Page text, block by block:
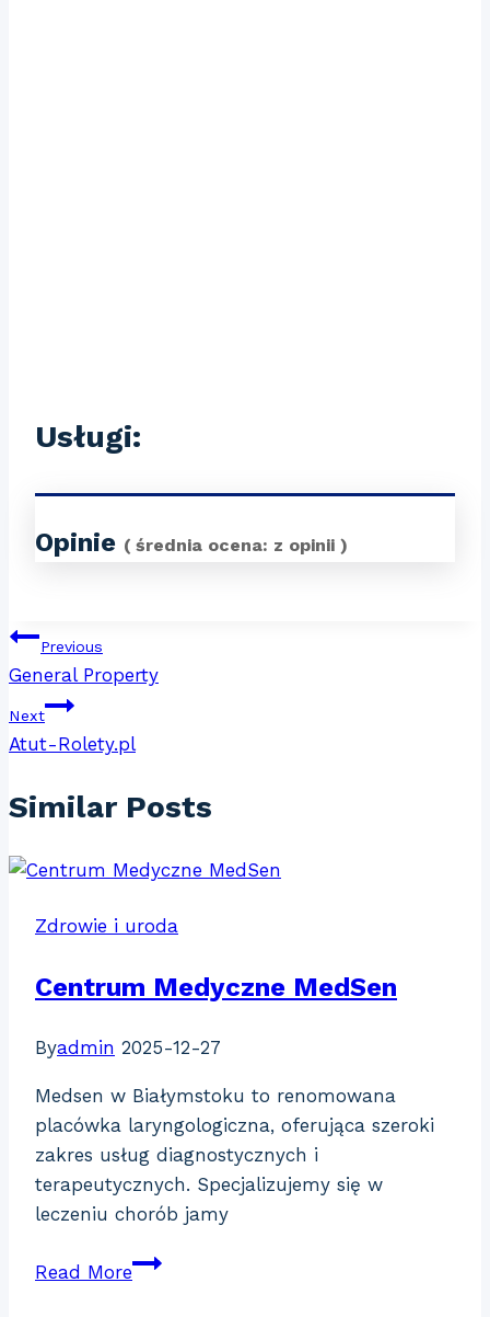
Usługi:
Opinie ( średnia ocena: z opinii )
Nawigacja
wpisu
Previous
General Property
Next
Atut-Rolety.pl
Similar Posts
Zdrowie i uroda
Centrum Medyczne MedSen
Byadmin 2025-12-27
Medsen w Białymstoku to renomowana
placówka laryngologiczna, oferująca szeroki
zakres usług diagnostycznych i
terapeutycznych. Specjalizujemy się w
leczeniu chorób jamy
Read MoreCentrum